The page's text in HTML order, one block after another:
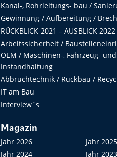
Kanal-, Rohrleitungs- bau /
Gewinnung / Aufbereitung /
RÜCKBLICK 2021 – AUSBLICK 2022
Arbeitssicherheit /
OEM / Maschinen-, Fahrzeug-
Instandhaltung
Abbruchtechnik / Rückbau /
IT am Bau
Interview´s
Magazin
Jahr 2026
Jahr 2025
Jahr 2024
Jahr 2023